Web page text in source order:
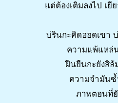
แต่ต้องเติมลงไป เยี
บ่รินกะคิดฮอดเขา
ความแพ้แหล่
ฝืนยืนกะยังสิล้
ความจำมัน
ภาพตอนที่